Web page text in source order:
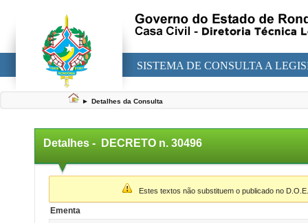
SISTEMA DE CONSULTA A
► Detalhes da Consulta
Detalhes - DECRETO n. 30496
▼
Estes textos não substituem o publicado no
Ementa